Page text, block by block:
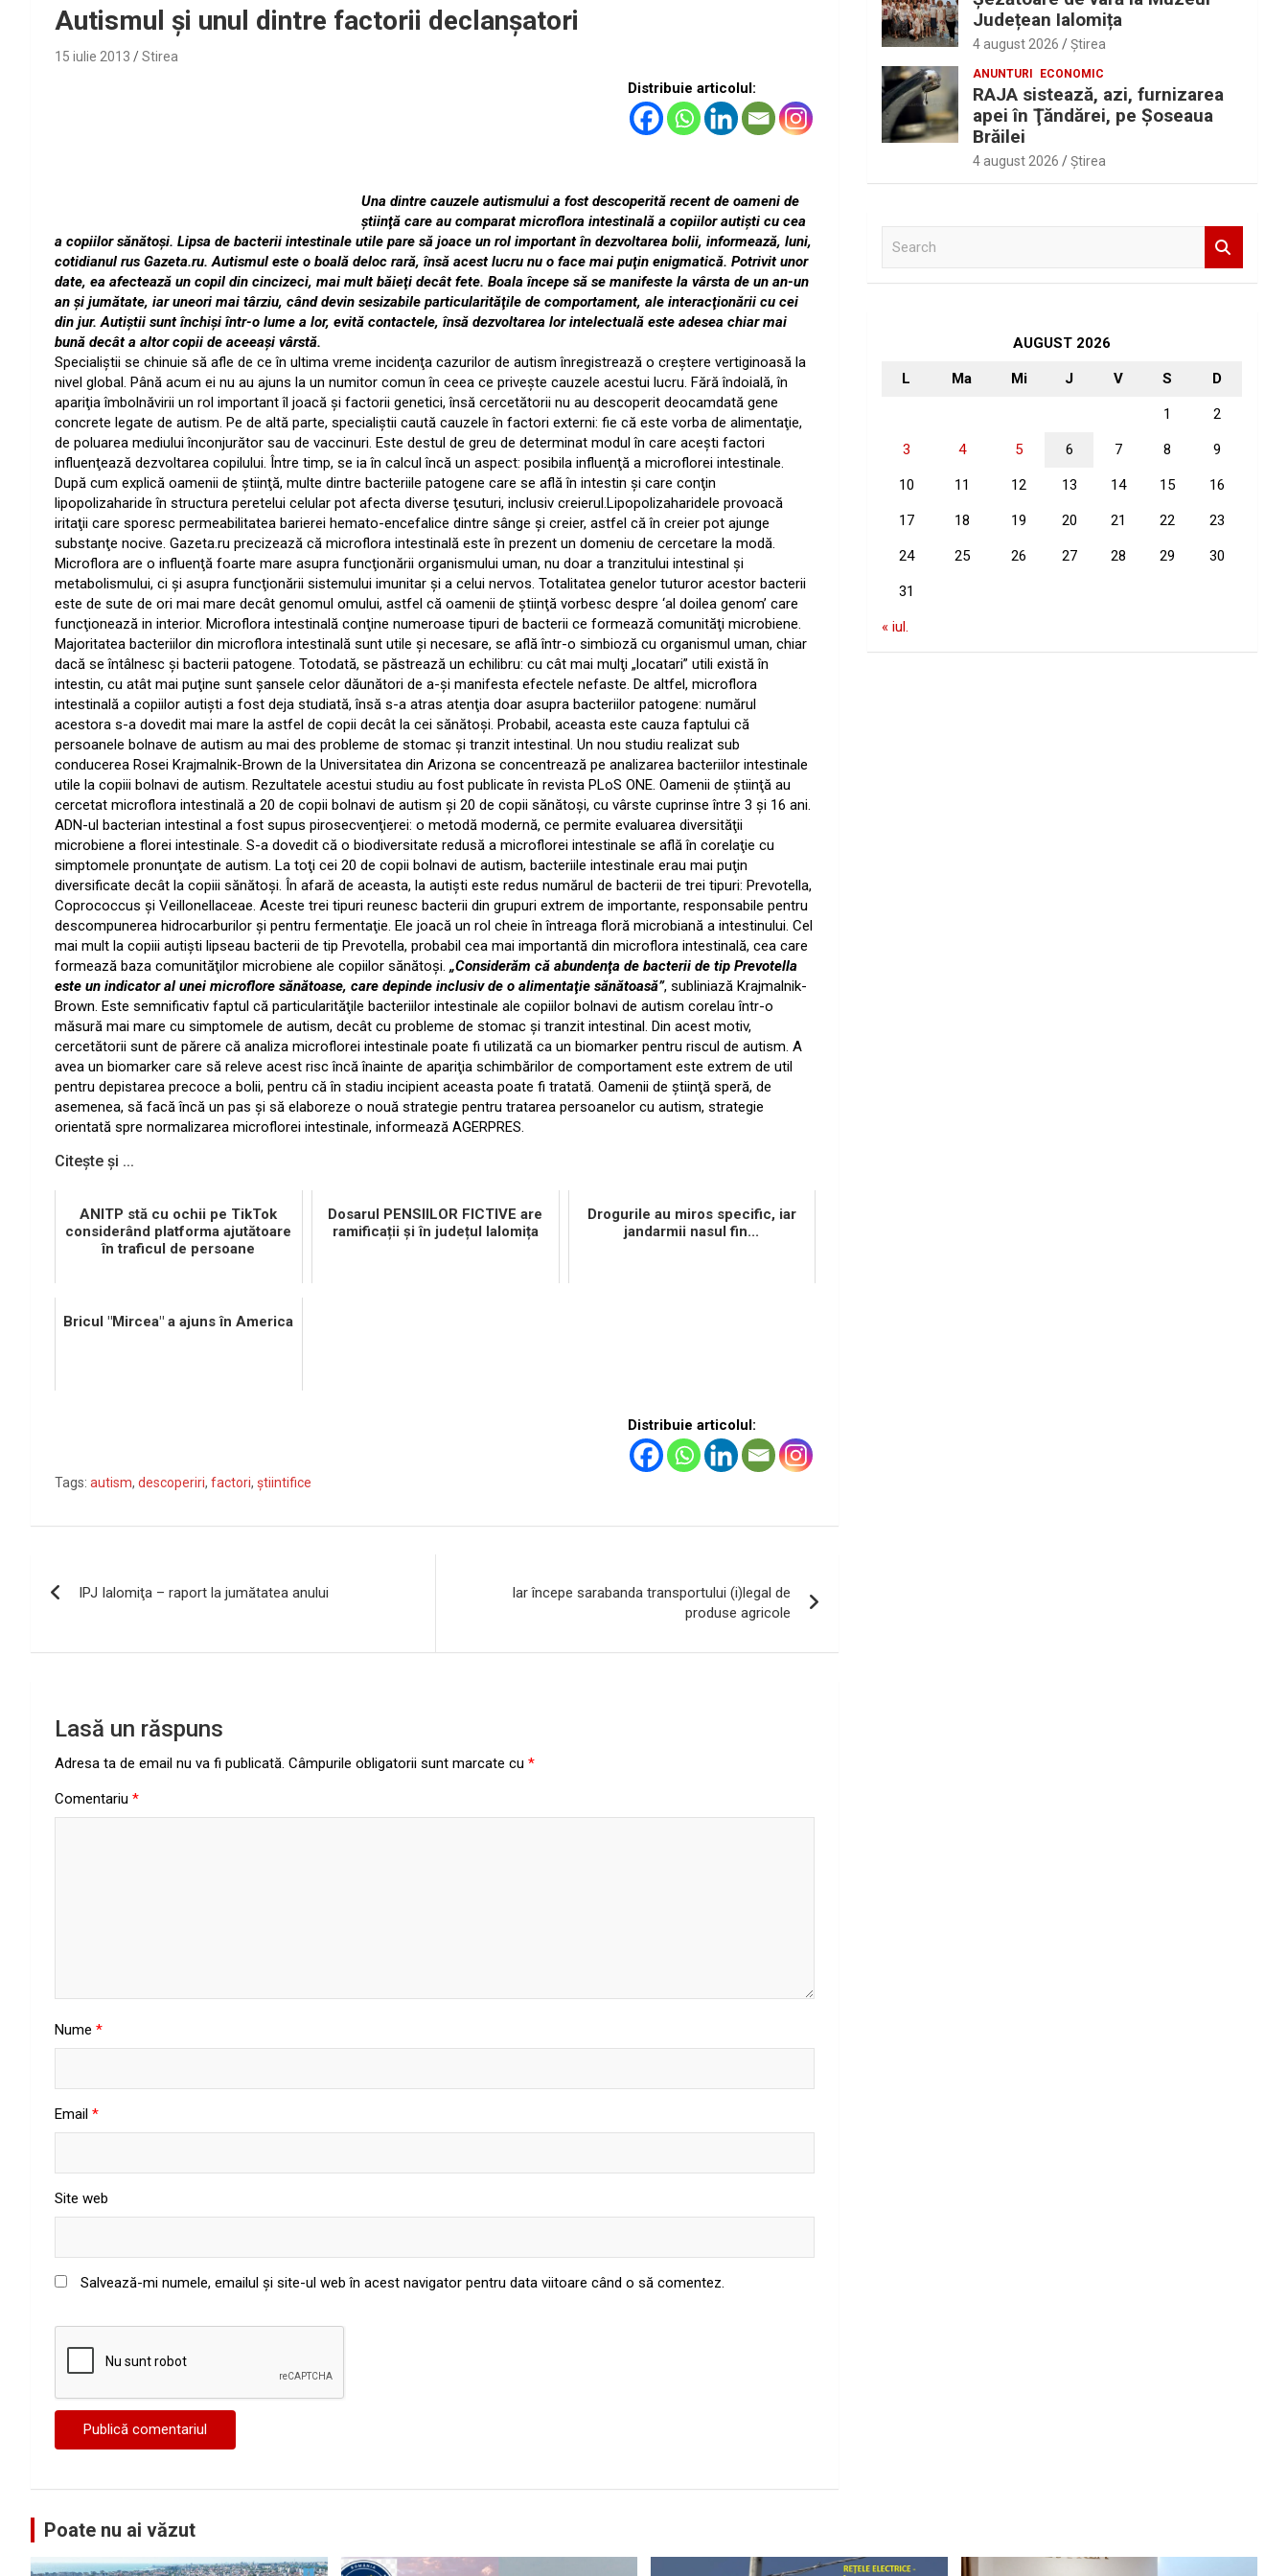
Autismul şi unul dintre factorii declanşatori
15 iulie 2013 Stirea
Distribuie articolul:
Una dintre cauzele autismului a fost descoperită recent de oameni de
ştiinţă care au comparat microflora intestinală a copiilor autişti cu cea
a copiilor sănătoşi. Lipsa de bacterii intestinale utile pare să joace un rol important în dezvoltarea bolii, informează, luni,
cotidianul rus Gazeta.ru. Autismul este o boală deloc rară, însă acest lucru nu o face mai puţin enigmatică. Potrivit unor
date, ea afectează un copil din cincizeci, mai mult băieţi decât fete. Boala începe să se manifeste la vârsta de un an-un
an şi jumătate, iar uneori mai târziu, când devin sesizabile particularităţile de comportament, ale interacţionării cu cei
din jur. Autiştii sunt închişi într-o lume a lor, evită contactele, însă dezvoltarea lor intelectuală este adesea chiar mai
bună decât a altor copii de aceeaşi vârstă.
Specialiştii se chinuie să afle de ce în ultima vreme incidenţa cazurilor de autism înregistrează o creştere vertiginoasă la
nivel global. Până acum ei nu au ajuns la un numitor comun în ceea ce priveşte cauzele acestui lucru. Fără îndoială, în
apariţia îmbolnăvirii un rol important îl joacă şi factorii genetici, însă cercetătorii nu au descoperit deocamdată gene
concrete legate de autism. Pe de altă parte, specialiştii caută cauzele în factori externi: fie că este vorba de alimentaţie,
de poluarea mediului înconjurător sau de vaccinuri. Este destul de greu de determinat modul în care aceşti factori
influenţează dezvoltarea copilului. Între timp, se ia în calcul încă un aspect: posibila influenţă a microflorei intestinale.
După cum explică oamenii de ştiinţă, multe dintre bacteriile patogene care se află în intestin şi care conţin
lipopolizaharide în structura peretelui celular pot afecta diverse ţesuturi, inclusiv creierul.Lipopolizaharidele provoacă
iritaţii care sporesc permeabilitatea barierei hemato-encefalice dintre sânge şi creier, astfel că în creier pot ajunge
substanţe nocive. Gazeta.ru precizează că microflora intestinală este în prezent un domeniu de cercetare la modă.
Microflora are o influenţă foarte mare asupra funcţionării organismului uman, nu doar a tranzitului intestinal şi
metabolismului, ci şi asupra funcţionării sistemului imunitar şi a celui nervos. Totalitatea genelor tuturor acestor bacterii
este de sute de ori mai mare decât genomul omului, astfel că oamenii de ştiinţă vorbesc despre ‘al doilea genom’ care
funcţionează in interior. Microflora intestinală conţine numeroase tipuri de bacterii ce formează comunităţi microbiene.
Majoritatea bacteriilor din microflora intestinală sunt utile şi necesare, se află într-o simbioză cu organismul uman, chiar
dacă se întâlnesc şi bacterii patogene. Totodată, se păstrează un echilibru: cu cât mai mulţi „locatari” utili există în
intestin, cu atât mai puţine sunt şansele celor dăunători de a-şi manifesta efectele nefaste. De altfel, microflora
intestinală a copiilor autişti a fost deja studiată, însă s-a atras atenţia doar asupra bacteriilor patogene: numărul
acestora s-a dovedit mai mare la astfel de copii decât la cei sănătoşi. Probabil, aceasta este cauza faptului că
persoanele bolnave de autism au mai des probleme de stomac şi tranzit intestinal. Un nou studiu realizat sub
conducerea Rosei Krajmalnik-Brown de la Universitatea din Arizona se concentrează pe analizarea bacteriilor intestinale
utile la copiii bolnavi de autism. Rezultatele acestui studiu au fost publicate în revista PLoS ONE. Oamenii de ştiinţă au
cercetat microflora intestinală a 20 de copii bolnavi de autism şi 20 de copii sănătoşi, cu vârste cuprinse între 3 şi 16 ani.
ADN-ul bacterian intestinal a fost supus pirosecvenţierei: o metodă modernă, ce permite evaluarea diversităţii
microbiene a florei intestinale. S-a dovedit că o biodiversitate redusă a microflorei intestinale se află în corelaţie cu
simptomele pronunţate de autism. La toţi cei 20 de copii bolnavi de autism, bacteriile intestinale erau mai puţin
diversificate decât la copiii sănătoşi. În afară de aceasta, la autişti este redus numărul de bacterii de trei tipuri: Prevotella,
Coprococcus şi Veillonellaceae. Aceste trei tipuri reunesc bacterii din grupuri extrem de importante, responsabile pentru
descompunerea hidrocarburilor şi pentru fermentaţie. Ele joacă un rol cheie în întreaga floră microbiană a intestinului. Cel
mai mult la copiii autişti lipseau bacterii de tip Prevotella, probabil cea mai importantă din microflora intestinală, cea care
formează baza comunităţilor microbiene ale copiilor sănătoşi. „Considerăm că abundenţa de bacterii de tip Prevotella
este un indicator al unei microflore sănătoase, care depinde inclusiv de o alimentaţie sănătoasă”, subliniază Krajmalnik-
Brown. Este semnificativ faptul că particularităţile bacteriilor intestinale ale copiilor bolnavi de autism corelau într-o
măsură mai mare cu simptomele de autism, decât cu probleme de stomac şi tranzit intestinal. Din acest motiv,
cercetătorii sunt de părere că analiza microflorei intestinale poate fi utilizată ca un biomarker pentru riscul de autism. A
avea un biomarker care să releve acest risc încă înainte de apariţia schimbărilor de comportament este extrem de util
pentru depistarea precoce a bolii, pentru că în stadiu incipient aceasta poate fi tratată. Oamenii de ştiinţă speră, de
asemenea, să facă încă un pas şi să elaboreze o nouă strategie pentru tratarea persoanelor cu autism, strategie
orientată spre normalizarea microflorei intestinale, informează AGERPRES.
Citește și ...
ANITP stă cu ochii pe TikTok
considerând platforma ajutătoare
în traficul de persoane
Dosarul PENSIILOR FICTIVE are
ramificații și în județul Ialomița
Drogurile au miros specific, iar
jandarmii nasul fin...
Bricul "Mircea" a ajuns în America
Distribuie articolul:
Tags: autism, descoperiri, factori, ştiintifice
articole
IPJ Ialomiţa – raport la jumătatea anului
Iar începe sarabanda transportului (i)legal de
produse agricole
Lasă un răspuns
Adresa ta de email nu va fi publicată. Câmpurile obligatorii sunt marcate cu *
Comentariu *
Nume *
Email *
Site web
Salvează-mi numele, emailul și site-ul web în acest navigator pentru data viitoare când o să comentez.
Județean Ialomița
4 august 2026 Ştirea
ANUNTURI ECONOMIC
RAJA sistează, azi, furnizarea
apei în Ţăndărei, pe Şoseaua
Brăilei
4 august 2026 Ştirea
AUGUST 2026
L Ma Mi J V S D
1 2
3 4 5 6 7 8 9
10 11 12 13 14 15 16
17 18 19 20 21 22 23
24 25 26 27 28 29 30
31
« iul.
Poate nu ai văzut